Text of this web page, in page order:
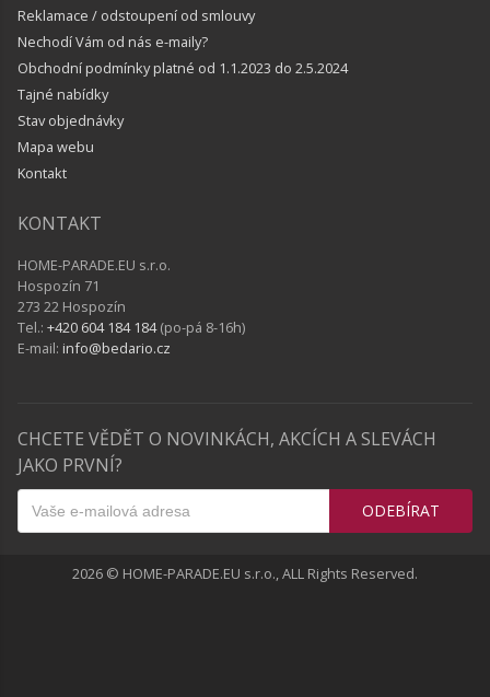
Reklamace / odstoupení od smlouvy
Nechodí Vám od nás e-maily?
Obchodní podmínky platné od 1.1.2023 do 2.5.2024
Tajné nabídky
Stav objednávky
Mapa webu
Kontakt
KONTAKT
HOME-PARADE.EU s.r.o.
Hospozín 71
273 22 Hospozín
Tel.: +420 604 184 184(po-pá 8-16h)
E-mail: info@bedario.cz
CHCETE VĚDĚT O NOVINKÁCH, AKCÍCH A SLEVÁCH
JAKO PRVNÍ?
ODEBÍRAT
2026 © HOME-PARADE.EU s.r.o., ALL Rights Reserved.